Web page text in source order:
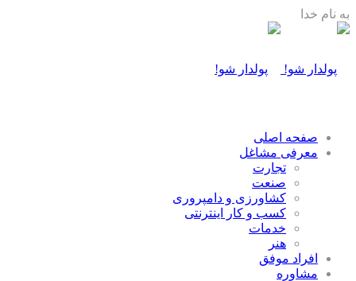
به نام خدا
صفحه اصلی
معرفی مشاغل
تجارت
صنعت
كشاورزی و دامپروری
كسب و كار اينترنتی
خدمات
هنر
افراد موفق
مشاوره